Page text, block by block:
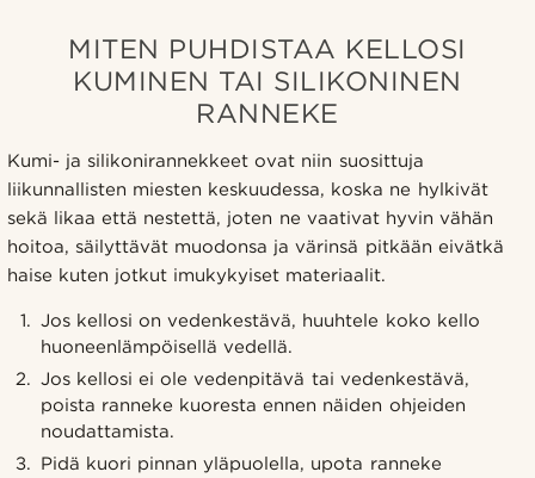
MITEN PUHDISTAA KELLOSI
KUMINEN TAI SILIKONINEN
RANNEKE
Kumi- ja silikonirannekkeet ovat niin suosittuja
liikunnallisten miesten keskuudessa, koska ne hylkivät
sekä likaa että nestettä, joten ne vaativat hyvin vähän
hoitoa, säilyttävät muodonsa ja värinsä pitkään eivätkä
haise kuten jotkut imukykyiset materiaalit.
Jos kellosi on vedenkestävä, huuhtele koko kello
huoneenlämpöisellä vedellä.
Jos kellosi ei ole vedenpitävä tai vedenkestävä,
poista ranneke kuoresta ennen näiden ohjeiden
noudattamista.
Pidä kuori pinnan yläpuolella, upota ranneke